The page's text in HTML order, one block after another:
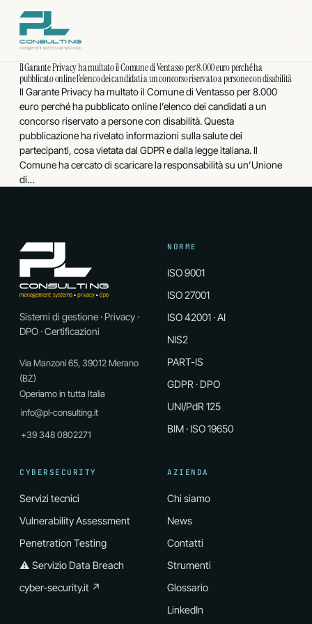
contenuto
Il Garante Privacy ha multato il Comune di Ventasso per 8.000 euro perché ha
pubblicato online l’elenco dei candidati a un concorso riservato a persone con disabilità
Il Garante Privacy ha multato il Comune di Ventasso per 8.000
euro perché ha pubblicato online l’elenco dei candidati a un
concorso riservato a persone con disabilità. Questa
pubblicazione ha rivelato informazioni sulla salute dei
partecipanti, cosa vietata dal GDPR e dalla legge italiana. Il
Comune ha cercato di scaricare la responsabilità su un’Unione
di…
Sistemi di gestione · Privacy ·
DPO · Certificazioni
Via Manzoni 65, 39012 Merano
(BZ)
Operiamo in tutta Italia
info@pl-consulting.it
+39 348 0802271
NORME
ISO 9001
ISO 27001
ISO 42001 · AI
NIS2
PART-IS
GDPR · DPO
UNI/PdR 125
BIM · ISO 19650
CYBERSECURITY
Servizi tecnici
Vulnerability Assessment
Penetration Testing
⚠ Servizio Data Breach
cyber-security.it ↗
AZIENDA
Chi siamo
News
Contatti
Strumenti
Glossario
LinkedIn